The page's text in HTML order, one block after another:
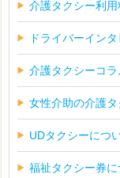
介護タクシー利
ドライバーイン
介護タクシーコラ
女性介助の介護タ
UDタクシーにつ
福祉タクシー券に